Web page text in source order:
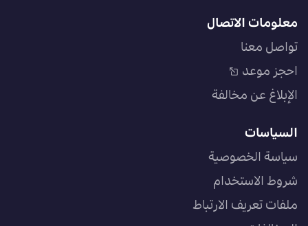
معلومات الاتصال
تواصل معنا
احجز موعد
الإبلاغ عن مخالفة
السياسات
سياسة الخصوصية
شروط الاستخدام
ملفات تعريف الارتباط